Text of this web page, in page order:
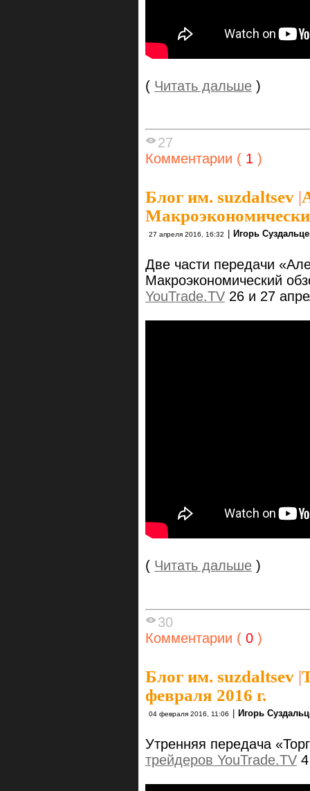
( Читать дальше )
27
Комментарии ( 1 )
Блог им. suzdaltsev |
27 апреля 2016, 16:32 Игорь
Две части передачи
Макроэкономический
YouTrade.TV 26 и 27
( Читать дальше )
30
Комментарии ( 0 )
Блог им. suzdaltsev |
февраля 2016 г.
04 февраля 2016, 11:06 Игорь
Утренняя передача
трейдеров YouTrade.TV